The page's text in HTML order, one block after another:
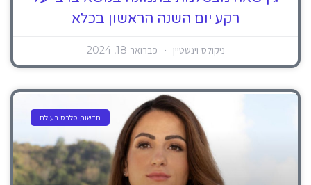
רקע יום השנה הראשון בכלא
ניקולס וינשטיין פברואר 18, 2024
חדשות סלבס בעולם